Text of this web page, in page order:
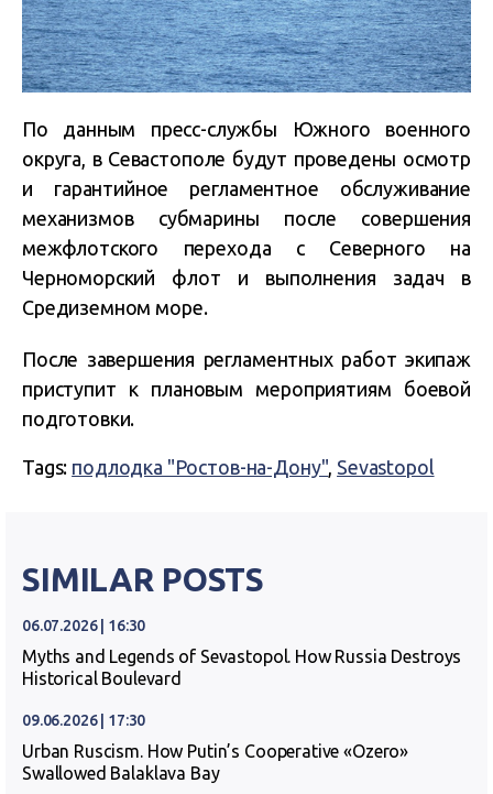
По данным пресс-службы Южного военного
округа, в Севастополе будут проведены осмотр
и гарантийное регламентное обслуживание
механизмов субмарины после совершения
межфлотского перехода с Северного на
Черноморский флот и выполнения задач в
Средиземном море.
После завершения регламентных работ экипаж
приступит к плановым мероприятиям боевой
подготовки.
Tags: подлодка "Ростов-на-Дону", Sevastopol
SIMILAR POSTS
06.07.2026 | 16:30
Myths and Legends of Sevastopol. How Russia Destroys
Historical Boulevard
09.06.2026 | 17:30
Urban Ruscism. How Putin’s Cooperative «Ozero»
Swallowed Balaklava Bay